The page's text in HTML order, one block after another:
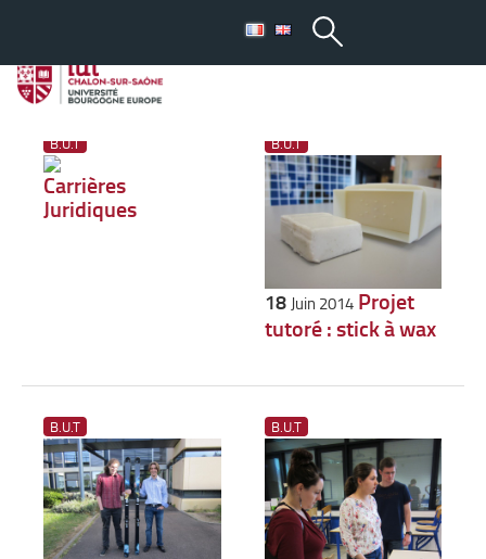
Toutes les actus : B.U.T
B.U.T
Carrières
Juridiques
B.U.T
18 Juin 2014 Projet
tutoré : stick à wax
B.U.T B.U.T